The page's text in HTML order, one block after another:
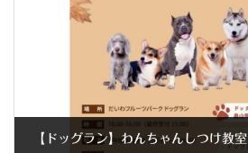
【ドッグラン】わんちゃんしつけ教室